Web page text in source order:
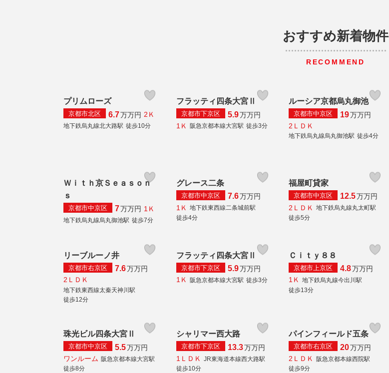
おすすめ新着物件
RECOMMEND
プリムローズ
京都市北区 6.7万万円 2Ｋ
地下鉄烏丸線北大路駅 徒歩10分
フラッティ四条大宮Ⅱ
京都市下京区 5.9万万円
1Ｋ
阪急京都本線大宮駅 徒歩3分
ルーシア京都烏丸御池
京都市中京区 19万万円
2ＬＤＫ
地下鉄烏丸線烏丸御池駅 徒歩4分
Ｗｉｔｈ京Ｓｅａｓｏｎ
ｓ
京都市中京区 7万万円 1Ｋ
地下鉄烏丸線烏丸御池駅 徒歩7分
グレース二条
京都市中京区 7.6万万円
1Ｋ
地下鉄東西線二条城前駅
徒歩4分
福屋町貸家
京都市中京区 12.5万万円
2ＬＤＫ
地下鉄烏丸線丸太町駅
徒歩5分
リーブルーノ井
京都市右京区 7.6万万円
2ＬＤＫ
地下鉄東西線太秦天神川駅
徒歩12分
フラッティ四条大宮Ⅱ
京都市下京区 5.9万万円
1Ｋ 阪急京都本線大宮駅 徒歩3分
Ｃｉｔｙ８８
京都市上京区 4.8万万円
1Ｋ 地下鉄烏丸線今出川駅
徒歩13分
珠光ビル四条大宮Ⅱ
京都市中京区 5.5万万円
ワンルーム 阪急京都本線大宮駅
徒歩8分
シャリマー西大路
京都市下京区 13.3万万円
1ＬＤＫ
JR東海道本線西大路駅
徒歩10分
パインフィールド五条
京都市右京区 20万万円
2ＬＤＫ
阪急京都本線西院駅
徒歩9分